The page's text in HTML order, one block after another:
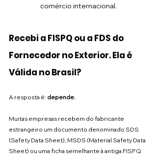
comércio internacional.
Recebi a FISPQ ou a FDS do
Fornecedor no Exterior. Ela é
Válida no Brasil?
A resposta é: depende.
Muitas empresas recebem do fabricante
estrangeiro um documento denominado SDS
(Safety Data Sheet), MSDS (Material Safety Data
Sheet) ou uma ficha semelhante à antiga FISPQ